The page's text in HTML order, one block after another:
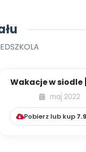
Wakacje w siodle
dzieci
numer 2]
maj 2022
Pobierz lub kup